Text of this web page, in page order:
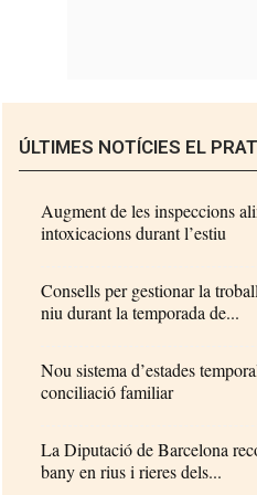
ÚLTIMES NOTÍCIES EL PRAT
Augment de les inspeccions
intoxicacions durant l’estiu
Consells per gestionar la
niu durant la temporada de...
Nou sistema d’estades
conciliació familiar
La Diputació de Barcelona
bany en rius i rieres dels...